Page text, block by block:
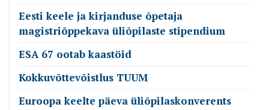
Eesti keele ja kirjanduse õpetaja
magistriõppekava üliõpilaste stipendium
ESA 67 ootab kaastöid
Kokkuvõttevõistlus TUUM
Euroopa keelte päeva üliõpilaskonverents